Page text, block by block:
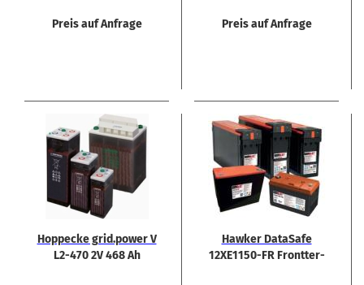
Preis auf Anfrage
Preis auf Anfrage
Hop­pe­cke grid.power V
L2-​470 2V 468 Ah
Hawker Da­ta­Safe
12XE1150-​​FR Front­ter­